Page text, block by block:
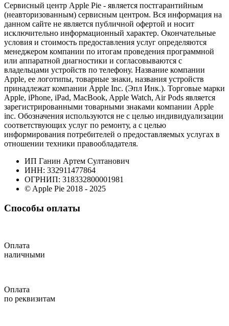
Сервисный центр Apple Pie - является постгарантийным
(неавторизованным) сервисным центром. Вся информация на
данном сайте не является публичной офертой и носит
исключительно информационный характер. Окончательные
условия и стоимость предоставления услуг определяются
менеджером компании по итогам проведения программной
или аппаратной диагностики и согласовываются с
владельцами устройств по телефону. Название компании
Apple, ее логотипы, товарные знаки, названия устройств
принадлежат компании Apple Inc. (Эпл Инк.). Торговые марки
Apple, iPhone, iPad, MacBook, Apple Watch, Air Pods является
зарегистрированными товарными знаками компании Apple
inc. Обозначения используются не с целью индивидуализации
соответствующих услуг по ремонту, а с целью
информирования потребителей о предоставляемых услугах в
отношении техники правообладателя.
ИП Ганин Артем Султанович
ИНН: 332911477864
ОГРНИП: 318332800001981
© Apple Pie 2018 - 2025
Способы оплаты
Оплата
наличными
Оплата
по реквизитам